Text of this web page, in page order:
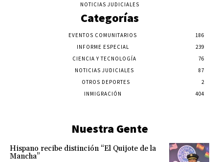
NOTICIAS JUDICIALES
Categorías
EVENTOS COMUNITARIOS
186
INFORME ESPECIAL
239
CIENCIA Y TECNOLOGÍA
76
NOTICIAS JUDICIALES
87
OTROS DEPORTES
2
INMIGRACIÓN
404
Nuestra Gente
Hispano recibe distinción “El Quijote de la
Mancha”